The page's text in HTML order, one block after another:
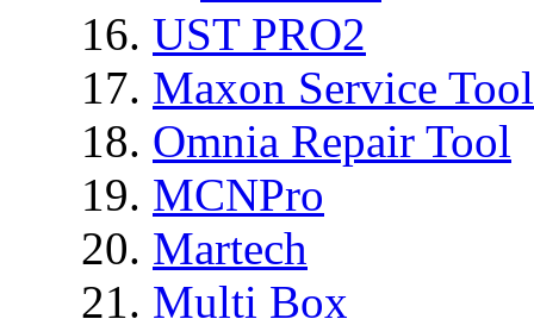
UST PRO2
Maxon Service
Omnia Repair Tool
MCNPro
Martech
Multi Box